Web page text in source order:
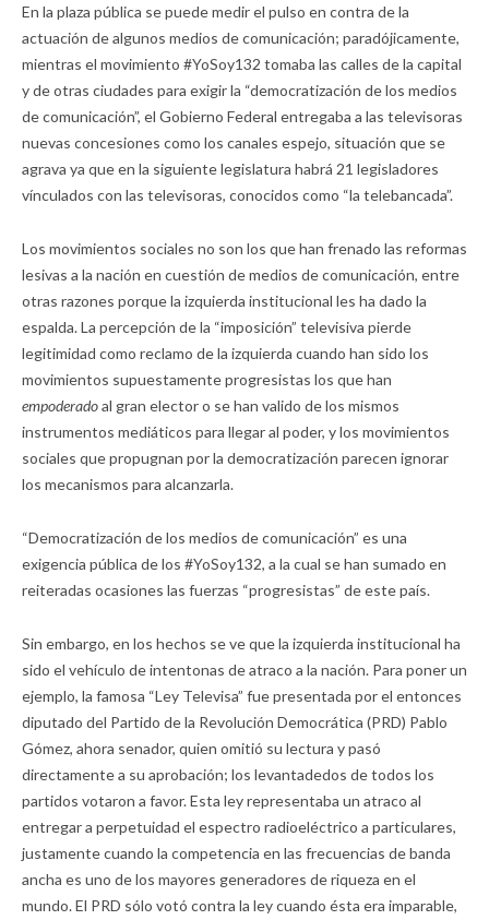
En la plaza pública se puede medir el pulso en contra de la
actuación de algunos medios de comunicación; paradójicamente,
mientras el movimiento #YoSoy132 tomaba las calles de la capital
y de otras ciudades para exigir la “democratización de los medios
de comunicación”, el Gobierno Federal entregaba a las televisoras
nuevas concesiones como los canales espejo, situación que se
agrava ya que en la siguiente legislatura habrá 21 legisladores
vínculados con las televisoras, conocidos como “la telebancada”.
Los movimientos sociales no son los que han frenado las reformas
lesivas a la nación en cuestión de medios de comunicación, entre
otras razones porque la izquierda institucional les ha dado la
espalda. La percepción de la “imposición” televisiva pierde
legitimidad como reclamo de la izquierda cuando han sido los
movimientos supuestamente progresistas los que han
empoderadoal gran elector o se han valido de los mismos
instrumentos mediáticos para llegar al poder, y los movimientos
sociales que propugnan por la democratización parecen ignorar
los mecanismos para alcanzarla.
“Democratización de los medios de comunicación” es una
exigencia pública de los #YoSoy132, a la cual se han sumado en
reiteradas ocasiones las fuerzas “progresistas” de este país.
Sin embargo, en los hechos se ve que la izquierda institucional ha
sido el vehículo de intentonas de atraco a la nación. Para poner un
ejemplo, la famosa “Ley Televisa” fue presentada por el entonces
diputado del Partido de la Revolución Democrática (PRD) Pablo
Gómez, ahora senador, quien omitió su lectura y pasó
directamente a su aprobación; los levantadedos de todos los
partidos votaron a favor. Esta ley representaba un atraco al
entregar a perpetuidad el espectro radioeléctrico a particulares,
justamente cuando la competencia en las frecuencias de banda
ancha es uno de los mayores generadores de riqueza en el
mundo. El PRD sólo votó contra la ley cuando ésta era imparable,